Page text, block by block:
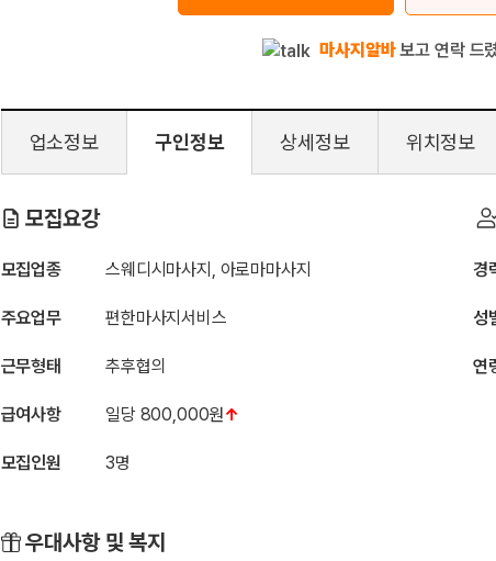
마사지알바보고 연락 드
업소정보 구인정보 상세정보 위치정보
진테라피
모집요강
모집업종 스웨디시마사지, 아로마마사지
주요업무 편한마사지서비스
근무형태 추후협의
급여사항 일당 800,000원↑
모집인원 3명
경
성
연
우대사항 및 복지